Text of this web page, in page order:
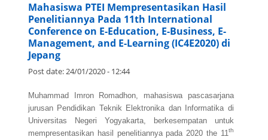
Mahasiswa PTEI Mempresentasikan Hasil
Penelitiannya Pada 11th International
Conference on E-Education, E-Business, E-
Management, and E-Learning (IC4E2020) di
Jepang
Post date: 24/01/2020 - 12:44
Muhammad Imron Romadhon, mahasiswa pascasarjana
jurusan Pendidikan Teknik Elektronika dan Informatika di
Universitas Negeri Yogyakarta, berkesempatan untuk
mempresentasikan hasil penelitiannya pada 2020 the 11th